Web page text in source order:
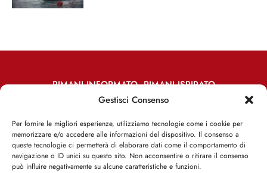
Gestisci Consenso
Per fornire le migliori esperienze, utilizziamo tecnologie come i cookie per
memorizzare e/o accedere alle informazioni del dispositivo. Il consenso a
queste tecnologie ci permetterà di elaborare dati come il comportamento di
navigazione o ID unici su questo sito. Non acconsentire o ritirare il consenso
può influire negativamente su alcune caratteristiche e funzioni.
RIMANI INFORMATO, RIMANI ISPIRATO
Iscriviti alla Newsletter
ISCRIVITI ADESSO